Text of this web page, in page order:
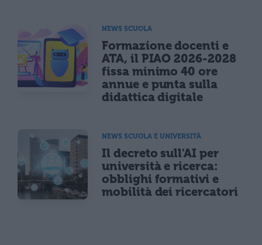
NEWS SCUOLA
Formazione docenti e
ATA, il PIAO 2026-2028
fissa minimo 40 ore
annue e punta sulla
didattica digitale
NEWS SCUOLA E UNIVERSITÀ
Il decreto sull'AI per
università e ricerca:
obblighi formativi e
mobilità dei ricercatori